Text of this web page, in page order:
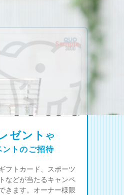
ゼント や
ントのご招待
フトカード、スポーツ
などが当たるキャンペ
きます。オーナー様限